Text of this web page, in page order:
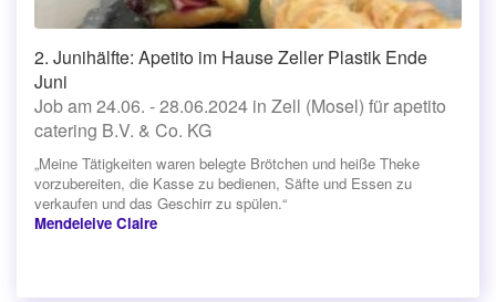
2. Junihälfte: Apetito im Hause Zeller Plastik Ende
Juni
Job am 24.06. - 28.06.2024 in Zell (Mosel) für apetito
catering B.V. & Co. KG
„Meine Tätigkeiten waren belegte Brötchen und heiße Theke
vorzubereiten, die Kasse zu bedienen, Säfte und Essen zu
verkaufen und das Geschirr zu spülen.“
Mendeleive Claire